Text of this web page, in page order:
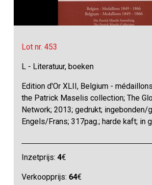
Lot nr. 453
L - Literatuur, boeken
Edition d'Or XLII, Belgium -
the Patrick Maselis collection; The
Network; 2013; gedrukt; ingebonden/
Engels/Frans; 317pag.; harde kaft; in
Inzetprijs:4€
Verkoopprijs: 64€